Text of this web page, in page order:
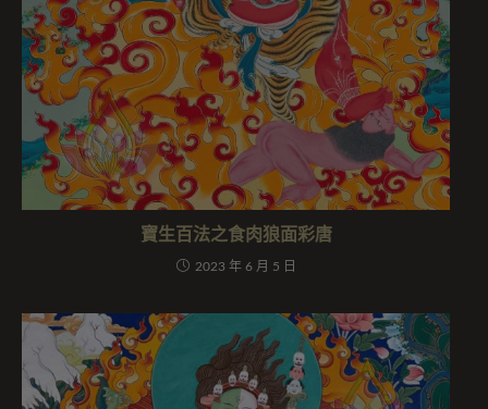
寶生百法之食肉狼面彩唐
2023 年 6 月 5 日